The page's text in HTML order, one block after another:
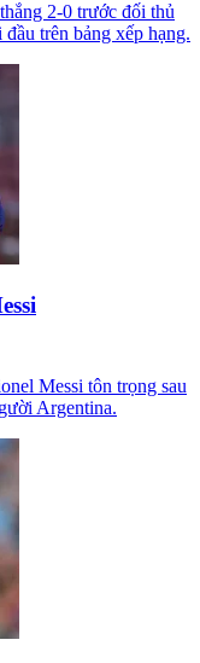
2-0 trước đối thủ
trên bảng xếp hạng.
Messi tôn trọng sau
Argentina.